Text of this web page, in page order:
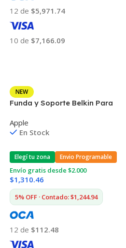
12 de $5,971.74
10 de $7,166.09
NEW
Funda y Soporte Belkin Para
Apple
En Stock
Elegí tu zona Envio Programable
Envío gratis desde $2.000
$1,310.46
5% OFF · Contado: $1,244.94
12 de $112.48